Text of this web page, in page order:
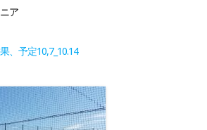
ア
、予定10,7_10.14